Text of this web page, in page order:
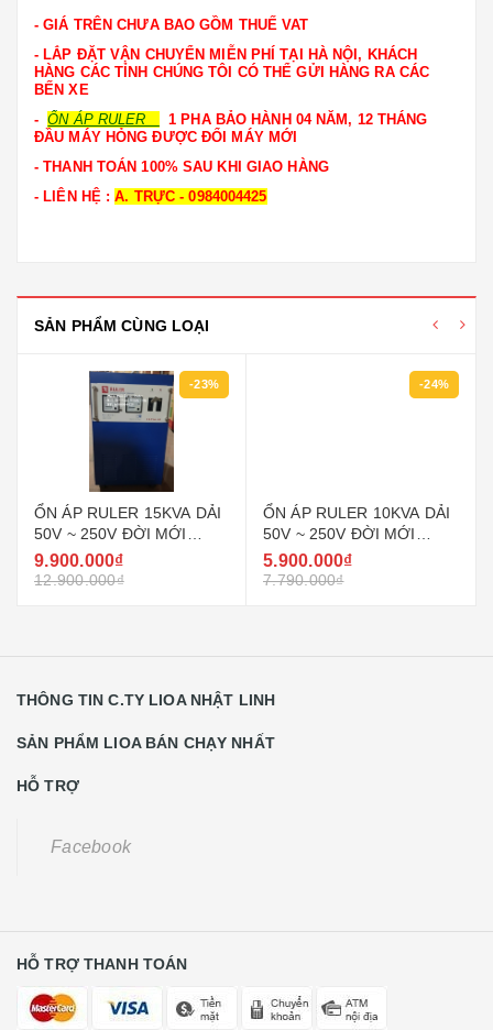
- GIÁ TRÊN CHƯA BAO GỒM THUẾ VAT
- LẮP ĐẶT VẬN CHUYỂN MIỄN PHÍ TẠI HÀ NỘI, KHÁCH
HÀNG CÁC TỈNH CHÚNG TÔI CÓ THỂ GỬI HÀNG RA CÁC
BẾN XE
- ỔN ÁP RULER
1 PHA BẢO HÀNH 04 NĂM, 12 THÁNG
ĐẦU MÁY HỎNG ĐƯỢC ĐỔI MÁY MỚI
- THANH TOÁN 100% SAU KHI GIAO HÀNG
- LIÊN HỆ :A. TRỰC - 0984004425
SẢN PHẨM CÙNG LOẠI
-23%
ỔN ÁP RULER 15KVA DẢI
50V ~ 250V ĐỜI MỚI
NHẤT HIỆN NAY
9.900.000₫
12.900.000₫
-24%
ỔN ÁP RULER 10KVA DẢI
50V ~ 250V ĐỜI MỚI
NHẤT HIỆN NAY
5.900.000₫
7.790.000₫
THÔNG TIN C.TY LIOA NHẬT LINH
SẢN PHẨM LIOA BÁN CHẠY NHẤT
HỖ TRỢ
Facebook
HỖ TRỢ THANH TOÁN